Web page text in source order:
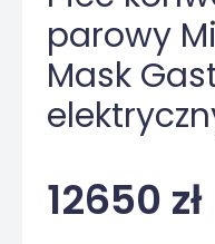
parowy
Mask
12650 zł